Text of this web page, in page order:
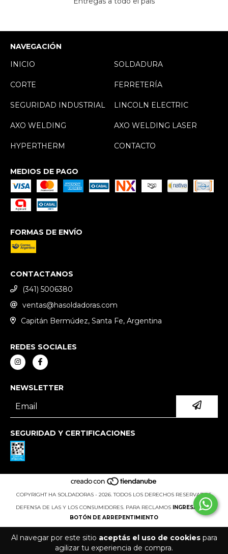
Al navegar por este sitio aceptás el uso de cookiespara
agilizar tu experiencia de compra.
NAVEGACIÓN
INICIO
SOLDADURA
CORTE FERRETERÍA
SEGURIDAD INDUSTRIAL LINCOLN ELECTRIC
AXO WELDING AXO WELDING LASER
HYPERTHERM CONTACTO
MEDIOS DE PAGO
FORMAS DE ENVÍO
CONTACTANOS
(341) 5006380
ventas@hasoldadoras.com
Capitán Bermúdez, Santa Fe, Argentina
REDES SOCIALES
NEWSLETTER
SEGURIDAD Y CERTIFICACIONES
COPYRIGHT HA SOLDADORAS - 2026. TODOS LOS DERECHOS RESERVADOS.
DEFENSA DE LAS Y LOS CONSUMIDORES. PARA RECLAMOS
INGRESÁ ACÁ.
BOTÓN DE ARREPENTIMIENTO